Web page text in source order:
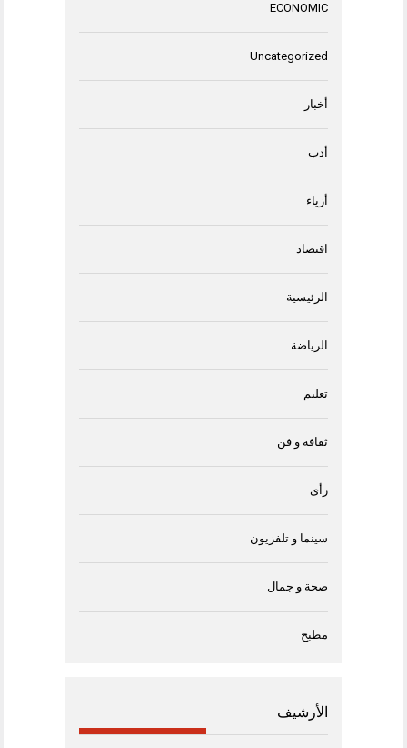
ECONOMIC
Uncategorized
أخبار
أدب
أزياء
اقتصاد
الرئيسية
الرياضة
تعليم
ثقافة و فن
رأى
سينما و تلفزيون
صحة و جمال
مطبخ
الأرشيف